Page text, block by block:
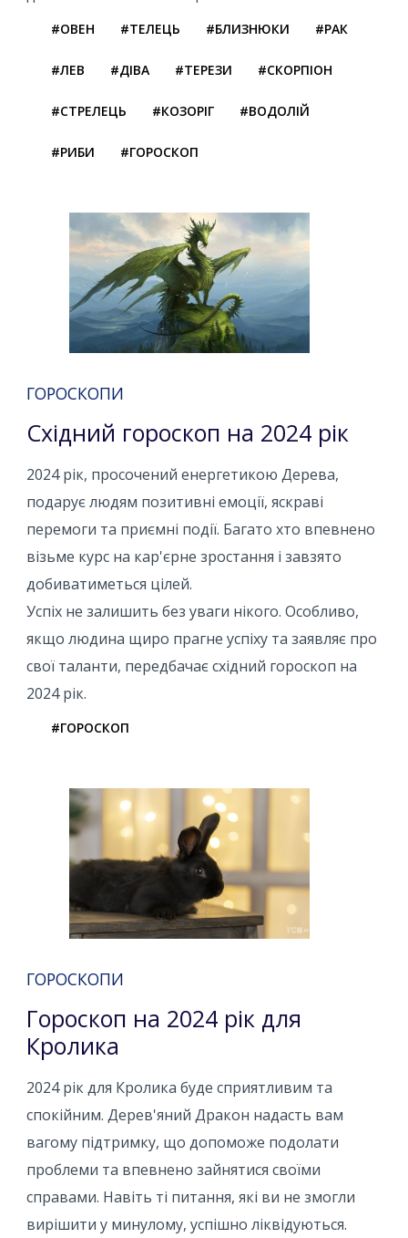
#ОВЕН #ТЕЛЕЦЬ #БЛИЗНЮКИ #РАК
#ЛЕВ #ДІВА #ТЕРЕЗИ #СКОРПІОН
#СТРЕЛЕЦЬ #КОЗОРІГ #ВОДОЛІЙ
#РИБИ #ГОРОСКОП
ГОРОСКОПИ
Східний гороскоп на 2024 рік
2024 рік, просочений енергетикою Дерева,
подарує людям позитивні емоції, яскраві
перемоги та приємні події. Багато хто впевнено
візьме курс на кар'єрне зростання і завзято
добиватиметься цілей.
Успіх не залишить без уваги нікого. Особливо,
якщо людина щиро прагне успіху та заявляє про
свої таланти, передбачає східний гороскоп на
2024 рік.
#ГОРОСКОП
ГОРОСКОПИ
Гороскоп на 2024 рік для
Кролика
2024 рік для Кролика буде сприятливим та
спокійним. Дерев'яний Дракон надасть вам
вагому підтримку, що допоможе подолати
проблеми та впевнено зайнятися своїми
справами. Навіть ті питання, які ви не змогли
вирішити у минулому, успішно ліквідуються.